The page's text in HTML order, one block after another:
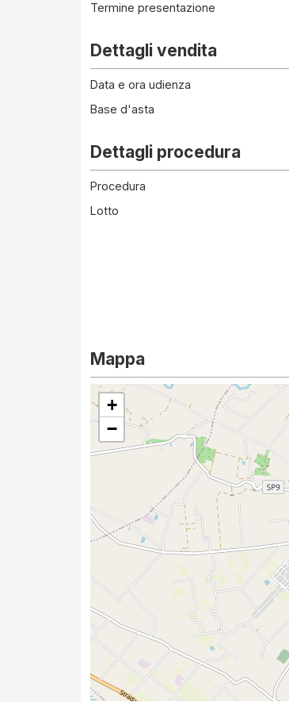
Termine presentazione
Dettagli vendita
Data e ora udienza
Base d'asta
Dettagli procedura
Procedura
Lotto
Mappa
+
−